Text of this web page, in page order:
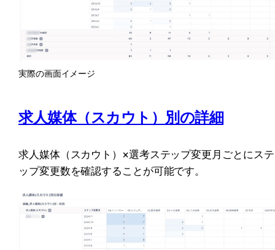
実際の画面イメージ
求人媒体（スカウト）別の詳細
求人媒体（スカウト）×選考ステップ変更月ごとにステ
ップ変更数を確認することが可能です。